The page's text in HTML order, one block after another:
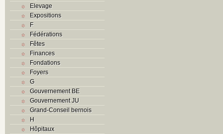
Elevage
Expositions
F
Fédérations
Fêtes
Finances
Fondations
Foyers
G
Gouvernement BE
Gouvernement JU
Grand-Conseil bernois
H
Hôpitaux